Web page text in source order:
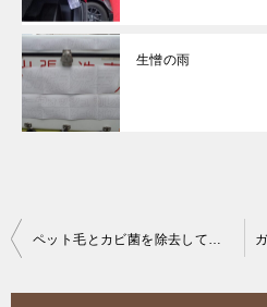
生憎の雨
投
ペット毛とカビ菌を除去してヴィヴィオのシート内装クリーニング。